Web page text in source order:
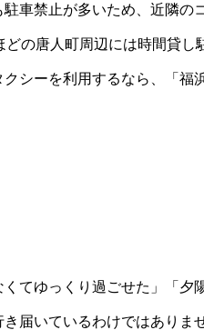
車禁止が多いため、近隣の
の唐人町周辺には時間貸し
シーを利用するなら、「福
てゆっくり過ごせた」「夕
届いているわけではありま